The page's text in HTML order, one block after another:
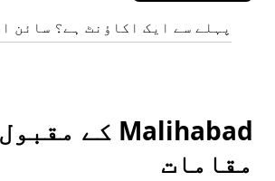
پہلے سے ایک اکاؤنٹ ہے؟ سائن
Malihabad کے مقبول
مقامات